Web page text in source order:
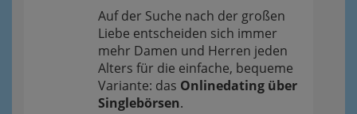
Auf der Suche nach der großen
Liebe entscheiden sich immer
mehr Damen und Herren jeden
Alters für die einfache, bequeme
Variante: das Onlinedating über
Singlebörsen.